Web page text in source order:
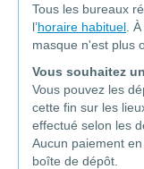
Tous les bureaux
l’horaire habituel .
masque n'est plus
Vous souhaitez
Vous pouvez les
cette fin sur les
effectué selon les
Aucun paiement
boîte de dépôt.